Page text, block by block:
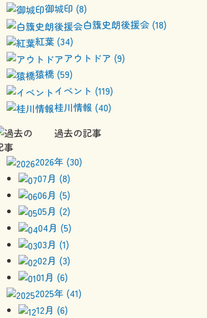
御城印 (8)
白籏史朗後援会 (18)
紅葉 (34)
アウトドア (9)
猿橋 (59)
イベント (119)
桂川情報 (40)
過去の記事
2026年 (30)
07月 (8)
06月 (5)
05月 (2)
04月 (5)
03月 (1)
02月 (3)
01月 (6)
2025年 (41)
12月 (6)